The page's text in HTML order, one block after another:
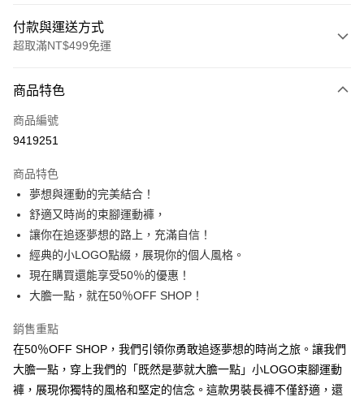
付款與運送方式
超取滿NT$499免運
信用卡一次付款
超商取貨付款
Apple Pay
街口支付
悠遊付
Google Pay
【大哥付你分期使用說明】
1.本服務由台灣大哥大提供，台灣大哥大用戶可立即使用無須另外申請。
AFTEE先享後付
商品特色
商品編號
9419251
商品特色
夢想與運動的完美結合！
舒適又時尚的束腳運動褲，
讓你在追逐夢想的路上，充滿自信！
經典的小LOGO點綴，展現你的個人風格。
現在購買還能享受50％的優惠！
大膽一點，就在50％OFF SHOP！
銷售重點
在50％OFF SHOP，我們引領你勇敢追逐夢想的時尚之旅。讓我們
大膽一點，穿上我們的「既然是夢就大膽一點」小LOGO束腳運動
褲，展現你獨特的風格和堅定的信念。這款男裝長褲不僅舒適，還